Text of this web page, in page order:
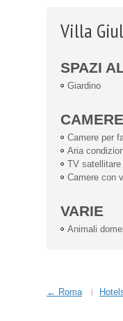
Villa
SPAZI
Giardino
CAMERE
Camere per
Aria
TV satellitare
Camere con
VARIE
Animali
← Roma